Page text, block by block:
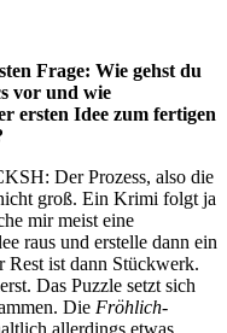
Frage: Wie gehst du
vor und wie
ersten Idee zum fertigen
SH: Der Prozess, also die
groß. Ein Krimi folgt ja
mir meist eine
raus und erstelle dann ein
Rest ist dann Stückwerk.
Das Puzzle setzt sich
Die Fröhlich-
allerdings etwas